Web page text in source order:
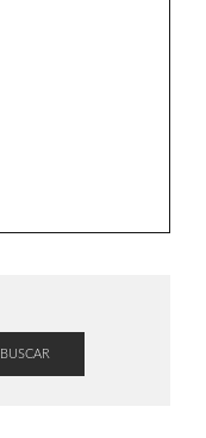
BUSCAR